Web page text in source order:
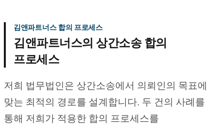
김앤파트너스 합의 프로세스
김앤파트너스의 상간소송 합의
프로세스
저희 법무법인은 상간소송에서 의뢰인의 목표에
맞는 최적의 경로를 설계합니다. 두 건의 사례를
통해 저희가 적용한 합의 프로세스를